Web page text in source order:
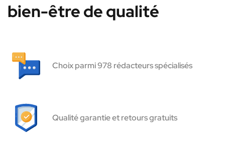
bien-être de qualité
Choix parmi 978 rédacteurs spécialisés
Qualité garantie et retours gratuits